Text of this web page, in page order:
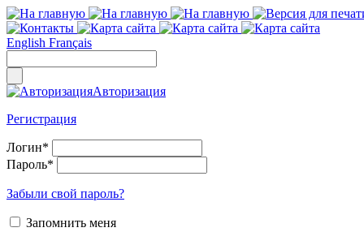
English Français
Авторизация
Регистрация
Логин*
Пароль*
Забыли свой пароль?
Запомнить меня